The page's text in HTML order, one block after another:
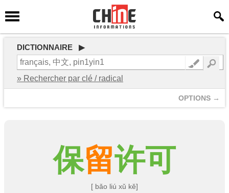
DICTIONNAIRE ▶
» Rechercher par clé / radical
OPTIONS →
保留许可
[ bǎo liú xǔ kě]